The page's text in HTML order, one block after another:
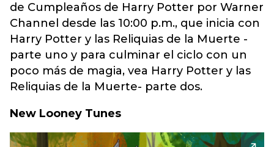
de Cumpleaños de Harry Potter por Warner
Channel desde las 10:00 p.m., que inicia con
Harry Potter y las Reliquias de la Muerte -
parte uno y para culminar el ciclo con un
poco más de magia, vea Harry Potter y las
Reliquias de la Muerte- parte dos.
New Looney Tunes